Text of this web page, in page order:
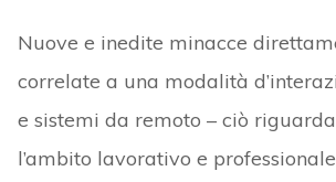
Nuove e inedite minacce
correlate a una modalità
e sistemi da remoto – ciò
l’ambito lavorativo e